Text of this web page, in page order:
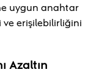
uygun anahtar
ve erişilebilirliğini
Azaltın